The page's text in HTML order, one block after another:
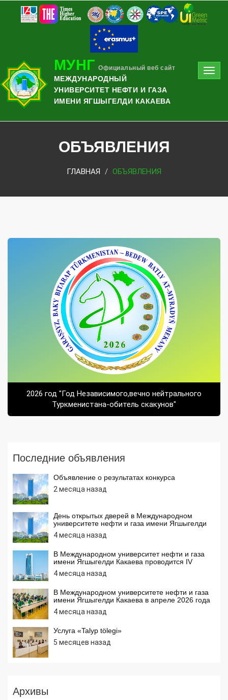
МУНГ Официальный веб сайт
МЕЖДУНАРОДНЫЙ
УНИВЕРСИТЕТ НЕФТИ И ГАЗА
ИМЕНИ ЯГШЫГЕЛДИ КАКАЕВА
ОБЪЯВЛЕНИЯ
ГЛАВНАЯ ОБЪЯВЛЕНИЯ
2026 год "Год Независимого,вечно нейтрального
Туркменистана-обитель скакунов"
Последние объявления
Объявление о результатах конкурса
2 месяца назад
День открытых дверей в Международном
университете нефти и газа имени Ягшыгелди
Какаева
4 месяца назад
В Международном университет нефти и газа
имени Ягшыгелди Какаева проводится IV
Международная открытая интернет олимпиада
по информатике
4 месяца назад
В Международном университете нефти и газа
имени Ягшыгелди Какаева в апреле 2026 года
среди учащихся средних школ проводятся
олимпиады по математике, химии и
4 месяца назад
Услуга «Talyp tölegi»
5 месяцев назад
Архивы